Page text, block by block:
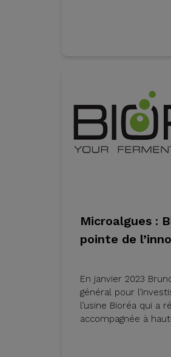
Microalgues :
pointe de
En janvier 2023
général pour
l’usine Bioréa qui a
accompagnée à